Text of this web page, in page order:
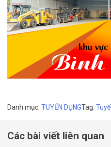
Danh mục: TUYỂN DỤNGTag:
Các bài viết liên quan